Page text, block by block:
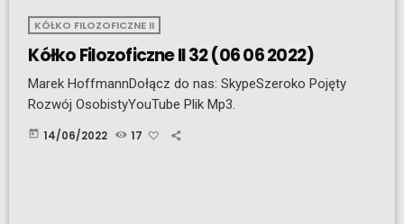
KÓŁKO FILOZOFICZNE II
Kółko Filozoficzne II 32 (06 06 2022)
Marek HoffmannDołącz do nas: SkypeSzeroko Pojęty
Rozwój OsobistyYouTube Plik Mp3.
today 14/06/2022 17